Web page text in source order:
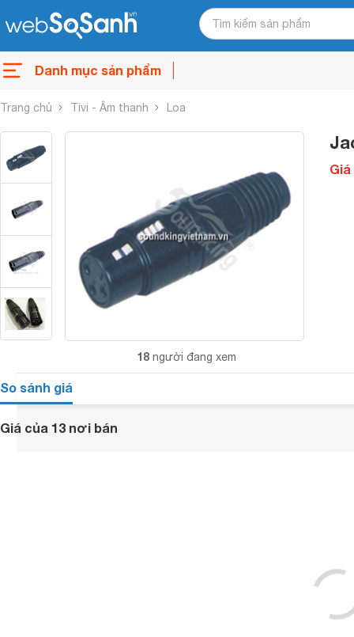
Danh mục sản phẩm
Trang chủ Tivi - Âm thanh Loa
18 người đang xem
So sánh giá
Giá của 13 nơi bán